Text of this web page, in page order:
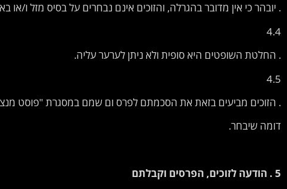
. יובהר כי אין מדובר בהגרלה, והזוכים אינם נבחרים על בסיס מזל ו/או
4.4
. החלטת השופטים היא סופית ולא ניתן לערער עליה.
4.5
. הזוכים מביעים בזאת את הסכמתם לפרס ום שמם במסגרת "פוסט
דומה שיבחר.
5 . הודעה לזוכים, הפרסים וקבלתם